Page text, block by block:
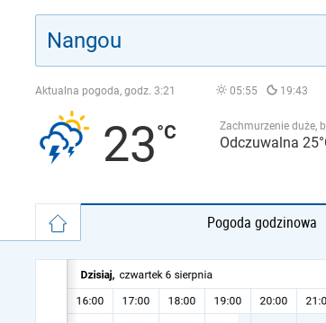
Aktualna pogoda, godz. 3:21 05:55 19:43
23 Zachmurzenie duże,
Odczuwalna
Pogoda godzinowa